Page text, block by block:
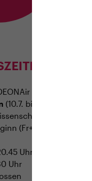
(10.7. bis 1.8.)
ab
(Fr+Sa bis 1
Uhr
Uhr